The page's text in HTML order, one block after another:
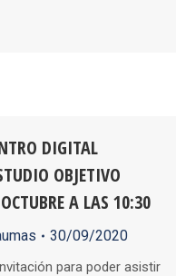
DIGITAL
OBJETIVO
A LAS 10:30
30/09/2020
para poder asistir